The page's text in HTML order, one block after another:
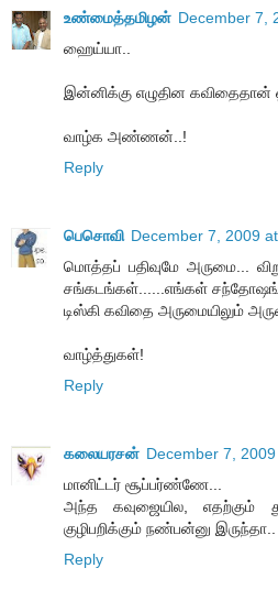
உண்மைத்தமிழன் December 7,
ஹைய்யா..
இன்னிக்கு எழுதின கவிதைதான்
வாழ்க அண்ணன்..!
Reply
பெசொவி December 7, 2009
மொத்தப் பதிவுமே அருமை...
சங்கடங்கள்......எங்கள்
டிஸ்கி கவிதை அருமையிலும்
வாழ்த்துகள்!
Reply
கலையரசன் December 7,
மானிட்டர் சூப்பர்ண்ணே...
அந்த கவுஜையில, எதற்கும்
குழிபறிக்கும் நண்பன்னு
Reply